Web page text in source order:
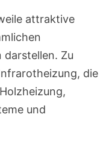
attraktive
darstellen. Zu
die
und